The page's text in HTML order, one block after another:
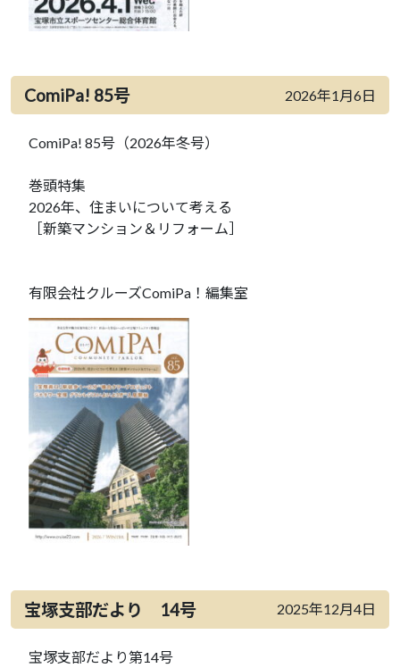
ComiPa! 85号 2026年1月6日
ComiPa! 85号（2026年冬号）
巻頭特集
2026年、住まいについて考える
［新築マンション＆リフォーム］
有限会社クルーズComiPa！編集室
宝塚支部だより 14号 2025年12月4日
宝塚支部だより第14号